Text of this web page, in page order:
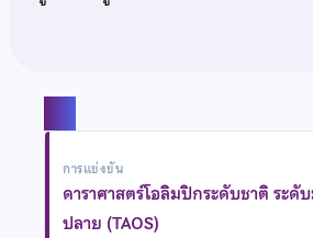
การแข่งขัน
ดาราศาสตร์โอลิมปิกระดับชาติ ระ
ปลาย (TAOS)